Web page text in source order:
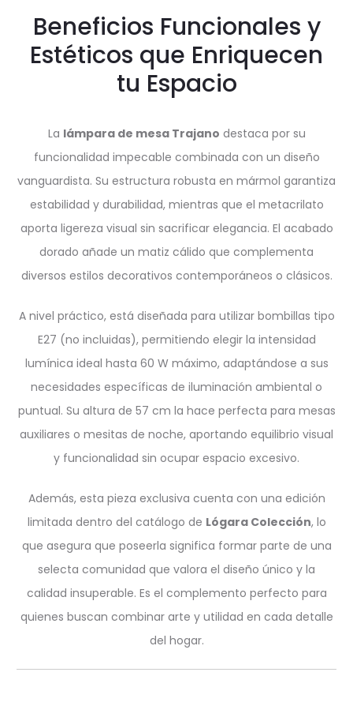
Beneficios Funcionales y
Estéticos que Enriquecen
tu Espacio
La lámpara de mesa Trajano destaca por su
funcionalidad impecable combinada con un diseño
vanguardista. Su estructura robusta en mármol garantiza
estabilidad y durabilidad, mientras que el metacrilato
aporta ligereza visual sin sacrificar elegancia. El acabado
dorado añade un matiz cálido que complementa
diversos estilos decorativos contemporáneos o clásicos.
A nivel práctico, está diseñada para utilizar bombillas tipo
E27 (no incluidas), permitiendo elegir la intensidad
lumínica ideal hasta 60 W máximo, adaptándose a sus
necesidades específicas de iluminación ambiental o
puntual. Su altura de 57 cm la hace perfecta para mesas
auxiliares o mesitas de noche, aportando equilibrio visual
y funcionalidad sin ocupar espacio excesivo.
Además, esta pieza exclusiva cuenta con una edición
limitada dentro del catálogo de Lógara Colección, lo
que asegura que poseerla significa formar parte de una
selecta comunidad que valora el diseño único y la
calidad insuperable. Es el complemento perfecto para
quienes buscan combinar arte y utilidad en cada detalle
del hogar.